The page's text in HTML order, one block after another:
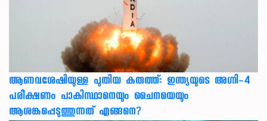
ആണവശേഷിയുള്ള പുതിയ കരുത്ത്: ഇന്ത്യയുടെ അഗ്നി-4
പരീക്ഷണം പാകിസ്ഥാനെയും ചൈനയെയും
ആശങ്കപ്പെടുത്തുന്നത് എങ്ങനെ?